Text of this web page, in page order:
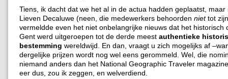
Tiens, ik dacht dat we het al in de actua hadden geplaatst, maar
Lieven Decaluwe (neen, die medewerkers behoorden niettot
vermeldde even het niet onbelangrijke nieuws dat het historisch
Gent werd uitgeroepen tot de derde meest authentieke
bestemming wereldwijd. En dan, vraagt u zich mogelijks af
dergelijke prijzen wordt nog wel eens gerommeld. Wel, die
niemand anders dan het National Geographic Traveler
eer dus, zou ik zeggen, en welverdiend.